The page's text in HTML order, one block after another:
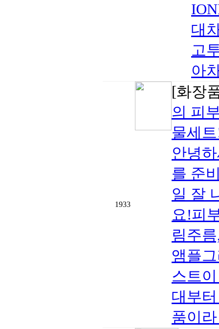
대
고
아
1933
[화장
의 피
물세
안녕
를 준
일 잘
요!피
림주
앰플
스트
대부
품이